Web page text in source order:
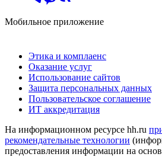
Мобильное приложение
Этика и комплаенс
Оказание услуг
Использование сайтов
Защита персональных данных
Пользовательское соглашение
ИТ аккредитация
На информационном ресурсе hh.ru
рекомендательные технологии
предоставления информации на